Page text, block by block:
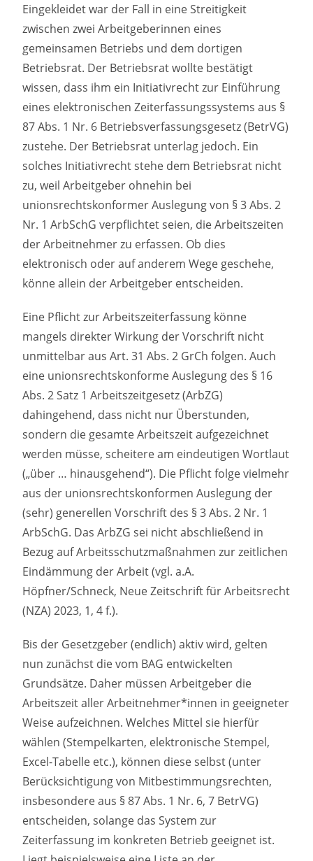
Eingekleidet war der Fall in eine Streitigkeit
zwischen zwei Arbeitgeberinnen eines
gemeinsamen Betriebs und dem dortigen
Betriebsrat. Der Betriebsrat wollte bestätigt
wissen, dass ihm ein Initiativrecht zur Einführung
eines elektronischen Zeiterfassungssystems aus §
87 Abs. 1 Nr. 6 Betriebsverfassungsgesetz (BetrVG)
zustehe. Der Betriebsrat unterlag jedoch. Ein
solches Initiativrecht stehe dem Betriebsrat nicht
zu, weil Arbeitgeber ohnehin bei
unionsrechtskonformer Auslegung von § 3 Abs. 2
Nr. 1 ArbSchG verpflichtet seien, die Arbeitszeiten
der Arbeitnehmer zu erfassen. Ob dies
elektronisch oder auf anderem Wege geschehe,
könne allein der Arbeitgeber entscheiden.
Eine Pflicht zur Arbeitszeiterfassung könne
mangels direkter Wirkung der Vorschrift nicht
unmittelbar aus Art. 31 Abs. 2 GrCh folgen. Auch
eine unionsrechtskonforme Auslegung des § 16
Abs. 2 Satz 1 Arbeitszeitgesetz (ArbZG)
dahingehend, dass nicht nur Überstunden,
sondern die gesamte Arbeitszeit aufgezeichnet
werden müsse, scheitere am eindeutigen Wortlaut
(„über … hinausgehend“). Die Pflicht folge vielmehr
aus der unionsrechtskonformen Auslegung der
(sehr) generellen Vorschrift des § 3 Abs. 2 Nr. 1
ArbSchG. Das ArbZG sei nicht abschließend in
Bezug auf Arbeitsschutzmaßnahmen zur zeitlichen
Eindämmung der Arbeit (vgl. a.A.
Höpfner/Schneck, Neue Zeitschrift für Arbeitsrecht
(NZA) 2023, 1, 4 f.).
Bis der Gesetzgeber (endlich) aktiv wird, gelten
nun zunächst die vom BAG entwickelten
Grundsätze. Daher müssen Arbeitgeber die
Arbeitszeit aller Arbeitnehmer*innen in geeigneter
Weise aufzeichnen. Welches Mittel sie hierfür
wählen (Stempelkarten, elektronische Stempel,
Excel-Tabelle etc.), können diese selbst (unter
Berücksichtigung von Mitbestimmungsrechten,
insbesondere aus § 87 Abs. 1 Nr. 6, 7 BetrVG)
entscheiden, solange das System zur
Zeiterfassung im konkreten Betrieb geeignet ist.